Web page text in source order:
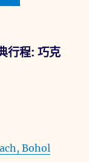
行程: 巧克
Bohol